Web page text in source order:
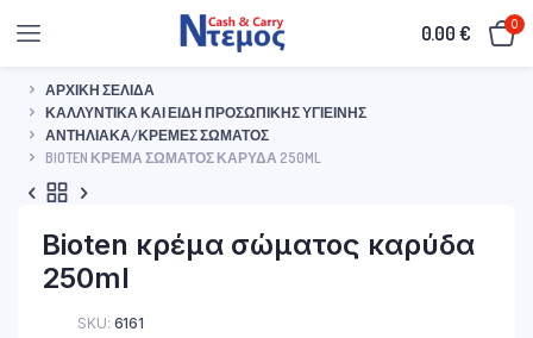
0.00€ 0
ΑΡΧΙΚΉ ΣΕΛΊΔΑ
ΚΑΛΛΥΝΤΙΚΆ ΚΑΙ ΕΊΔΗ ΠΡΟΣΩΠΙΚΉΣ ΥΓΙΕΙΝΉΣ
ΑΝΤΗΛΙΑΚΆ/ΚΡΈΜΕΣ ΣΏΜΑΤΟΣ
BIOTEN ΚΡΈΜΑ ΣΏΜΑΤΟΣ ΚΑΡΎΔΑ 250ML
Bioten κρέμα σώματος καρύδα
250ml
SKU: 6161